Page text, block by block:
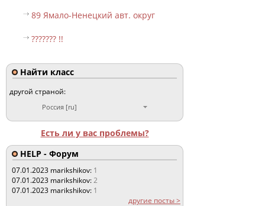
89 Ямало-Ненецкий авт. округ
??????? !!
Найти класс
другой страной:
Россия [ru]
Есть ли у вас проблемы?
HELP - Форум
07.01.2023 marikshikov: 1
07.01.2023 marikshikov:2
07.01.2023 marikshikov: 1
другие посты >